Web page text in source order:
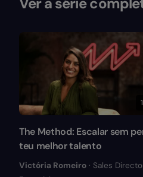
The Method: Escalar sem
teu melhor talento
Victória Romeiro · Sales